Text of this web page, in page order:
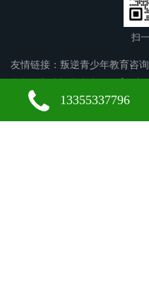
扫
友情链接： 叛逆青少年教育咨询
教育 润州叛逆青少年教育 郎
年教育 肇庆叛逆青少年教育
13355337796